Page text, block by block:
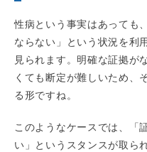
性病という事実はあっても
ならない」という状況を利
見られます。明確な証拠が
くても断定が難しいため、
る形ですね。
このようなケースでは、「
い」というスタンスが取ら